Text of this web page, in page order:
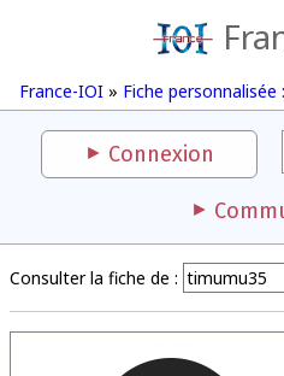
France-IOI » Fiche
Connexion
Consulter la fiche de :